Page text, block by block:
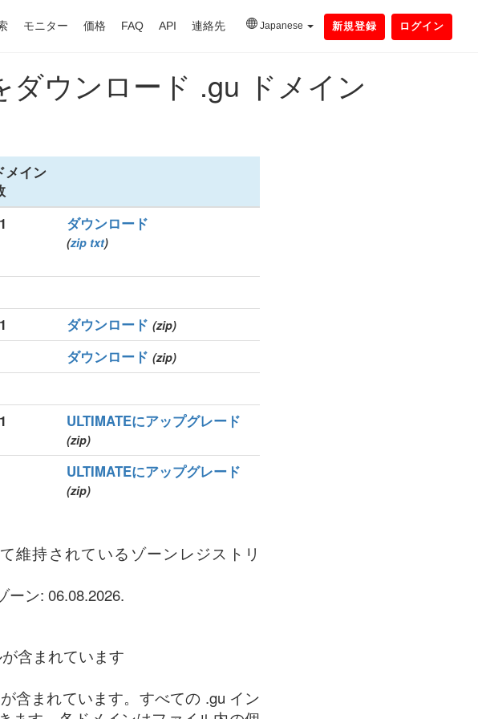
モニター 価格 FAQ API 連絡先 Japanese 新規登録 ログイン
ウンロード .gu ドメイン
メイン
ダウンロード
(zip txt)
ダウンロード (zip)
ダウンロード (zip)
ULTIMATEにアップグレード
(zip)
ULTIMATEにアップグレード
(zip)
維持されているゾーンレジストリ
ン: 06.08.2026.
含まれています
含まれています。すべての .gu イン